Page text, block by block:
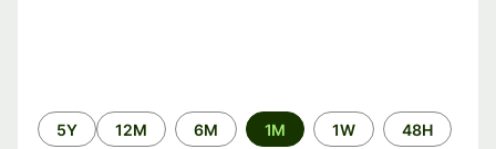
الفترة
الزمنية
48H
1W
1M
6M
12M
5Y